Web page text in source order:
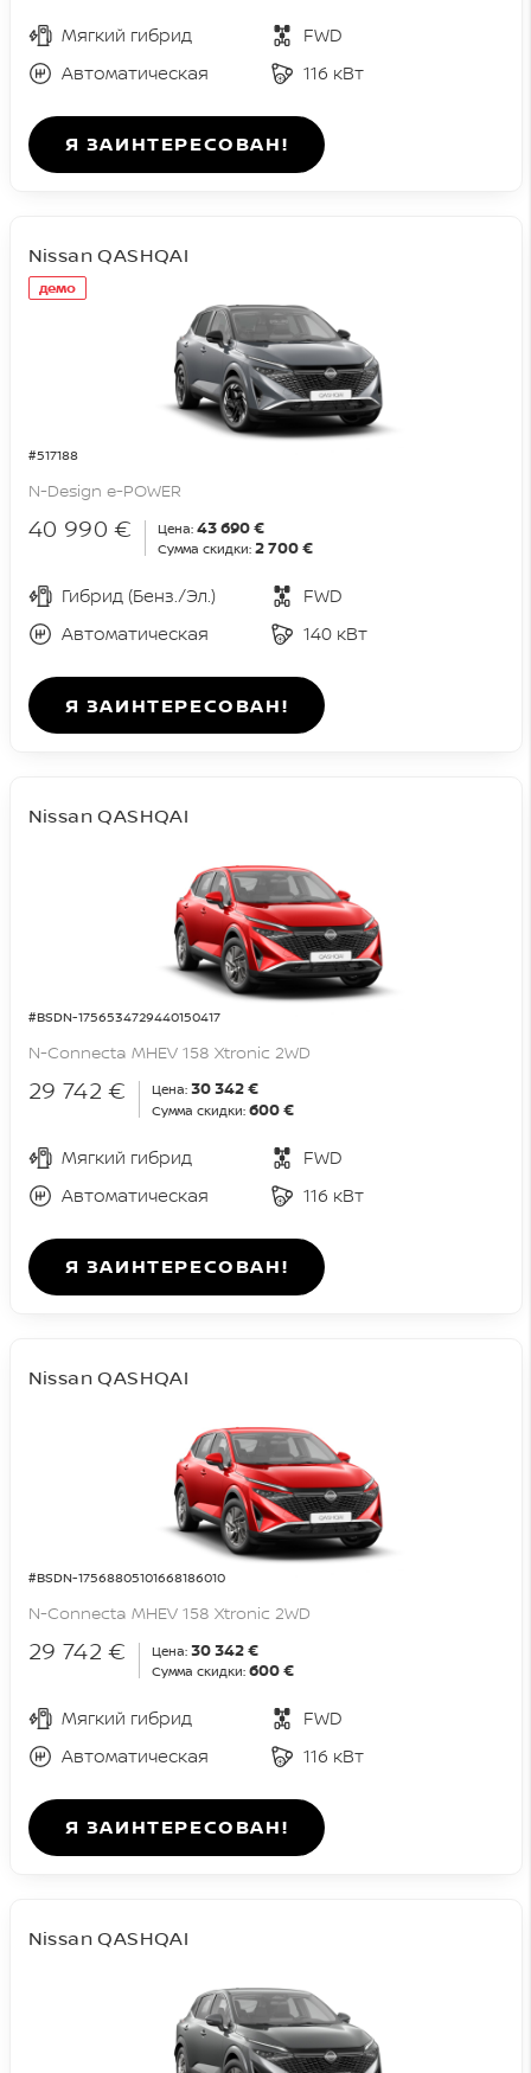
Мягкий гибрид
FWD
Автоматическая
116 кВт
Я ЗАИНТЕРЕСОВАН!
демо
#517188
Nissan QASHQAI
N-Design e-POWER
40 990 € Цена: 43 690 €
Сумма скидки: 2 700 €
Гибрид (Бенз./Эл.)
FWD
Автоматическая
140 кВт
Я ЗАИНТЕРЕСОВАН!
#BSDN-1756534729440150417
Nissan QASHQAI
N-Connecta MHEV 158 Xtronic 2WD
29 742 € Цена: 30 342 €
Сумма скидки: 600 €
Мягкий гибрид
FWD
Автоматическая
116 кВт
Я ЗАИНТЕРЕСОВАН!
#BSDN-17568805101668186010
Nissan QASHQAI
N-Connecta MHEV 158 Xtronic 2WD
29 742 € Цена: 30 342 €
Сумма скидки: 600 €
Мягкий гибрид
FWD
Автоматическая
116 кВт
Я ЗАИНТЕРЕСОВАН!
Nissan QASHQAI